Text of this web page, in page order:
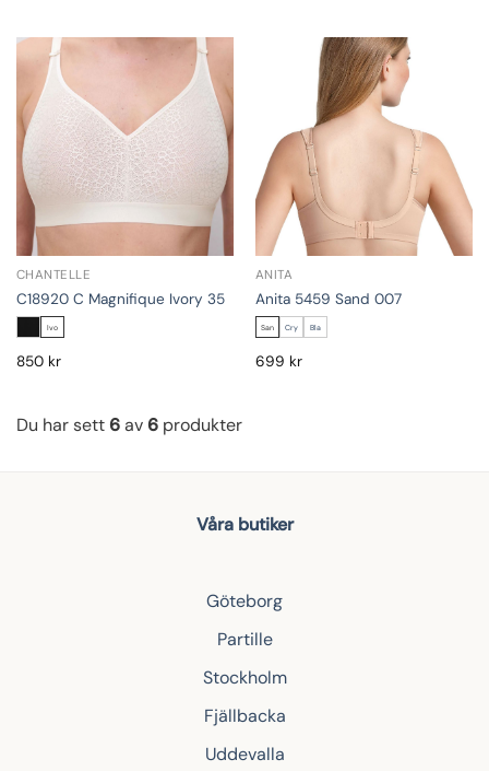
CHANTELLE
C18920 C Magnifique Ivory 35
Ivo
850 kr
ANITA
Anita 5459 Sand 007
San Cry Bla
699 kr
Du har sett6av6 produkter
Våra butiker
Göteborg
Partille
Stockholm
Fjällbacka
Uddevalla